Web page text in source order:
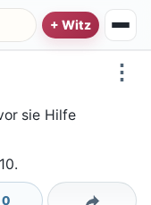
⋮
sie Hilfe
0